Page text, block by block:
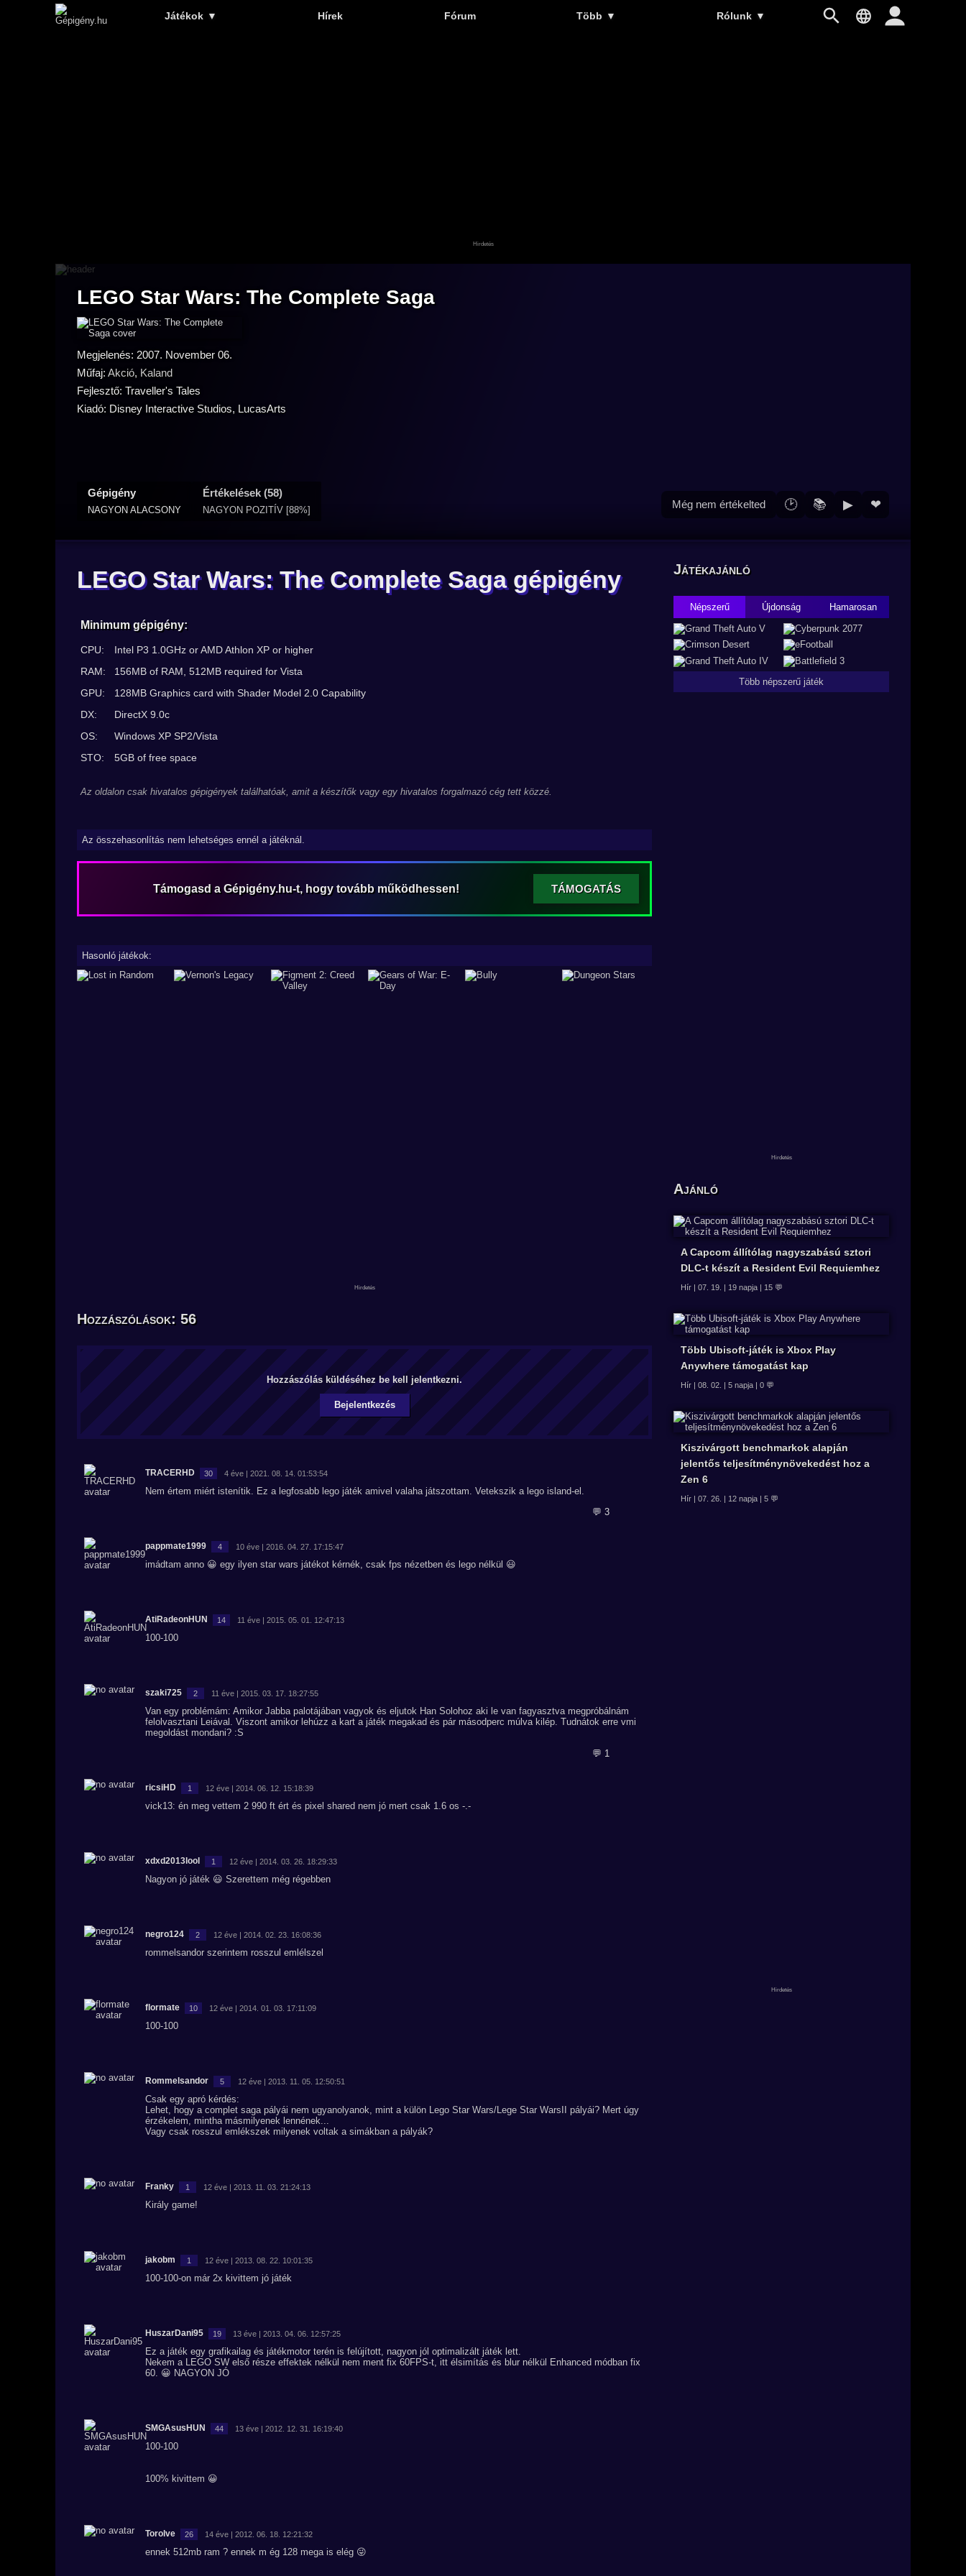
Játékok ▼ Hírek Fórum Több ▼ Rólunk ▼
LEGO Star Wars: The Complete Saga
Megjelenés: 2007. November 06.
Műfaj: Akció, Kaland
Fejlesztő: Traveller's Tales
Kiadó: Disney Interactive Studios, LucasArts
Gépigény
NAGYON ALACSONY
Értékelések (58)
NAGYON POZITÍV [88%] Még nem értékelted 🕑 📚 ▶ ❤
LEGO Star Wars: The Complete Saga gépigény
Minimum gépigény:
CPU:
Intel P3 1.0GHz or AMD Athlon XP or higher
RAM:
156MB of RAM, 512MB required for Vista
GPU:
128MB Graphics card with Shader Model 2.0 Capability
DX:
DirectX 9.0c
OS:
Windows XP SP2/Vista
STO:
5GB of free space
Az oldalon csak hivatalos gépigények találhatóak, amit a készítők vagy egy hivatalos forgalmazó cég tett közzé.
Az összehasonlítás nem lehetséges ennél a játéknál.
Támogasd a Gépigény.hu-t, hogy tovább működhessen! TÁMOGATÁS
Hasonló játékok:
Hozzászólások: 56
Hozzászólás küldéséhez be kell jelentkezni.
Bejelentkezés
TRACERHD 30 4 éve | 2021. 08. 14. 01:53:54
Nem értem miért istenítik. Ez a legfosabb lego játék amivel valaha játszottam. Vetekszik a lego island-el.
💬 3
pappmate1999 4 10 éve | 2016. 04. 27. 17:15:47
imádtam anno 😀 egy ilyen star wars játékot kérnék, csak fps nézetben és lego nélkül 😃
AtiRadeonHUN 14 11 éve | 2015. 05. 01. 12:47:13
100-100
szaki725 2 11 éve | 2015. 03. 17. 18:27:55
Van egy problémám: Amikor Jabba palotájában vagyok és eljutok Han Solohoz aki le van fagyasztva megpróbálnám
felolvasztani Leiával. Viszont amikor lehúzz a kart a játék megakad és pár másodperc múlva kilép. Tudnátok erre vmi
megoldást mondani? :S
💬 1
ricsiHD 1 12 éve | 2014. 06. 12. 15:18:39
vick13: én meg vettem 2 990 ft ért és pixel shared nem jó mert csak 1.6 os -.-
xdxd2013lool 1 12 éve | 2014. 03. 26. 18:29:33
Nagyon jó játék 😃 Szerettem még régebben
negro124 2 12 éve | 2014. 02. 23. 16:08:36
rommelsandor szerintem rosszul emlélszel
flormate 10 12 éve | 2014. 01. 03. 17:11:09
100-100
Rommelsandor 5 12 éve | 2013. 11. 05. 12:50:51
Csak egy apró kérdés:
Lehet, hogy a complet saga pályái nem ugyanolyanok, mint a külön Lego Star Wars/Lege Star WarsII pályái? Mert úgy
érzékelem, mintha másmilyenek lennének...
Vagy csak rosszul emlékszek milyenek voltak a simákban a pályák?
Franky 1 12 éve | 2013. 11. 03. 21:24:13
Király game!
jakobm 1 12 éve | 2013. 08. 22. 10:01:35
100-100-on már 2x kivittem jó játék
HuszarDani95 19 13 éve | 2013. 04. 06. 12:57:25
Ez a játék egy grafikailag és játékmotor terén is felújított, nagyon jól optimalizált játék lett.
Nekem a LEGO SW első része effektek nélkül nem ment fix 60FPS-t, itt élsimítás és blur nélkül Enhanced módban fix
60. 😀 NAGYON JÓ
SMGAsusHUN 44 13 éve | 2012. 12. 31. 16:19:40
100-100
100% kivittem 😀
Torolve 26 14 éve | 2012. 06. 18. 12:21:32
ennek 512mb ram ? ennek m ég 128 mega is elég 😜
Játékajánló
Népszerű Újdonság Hamarosan
Több népszerű játék
Ajánló
A Capcom állítólag nagyszabású sztori
DLC-t készít a Resident Evil Requiemhez
Hír | 07. 19. | 19 napja | 15 💬
Több Ubisoft-játék is Xbox Play
Anywhere támogatást kap
Hír | 08. 02. | 5 napja | 0 💬
Kiszivárgott benchmarkok alapján
jelentős teljesítménynövekedést hoz a
Zen 6
Hír | 07. 26. | 12 napja | 5 💬